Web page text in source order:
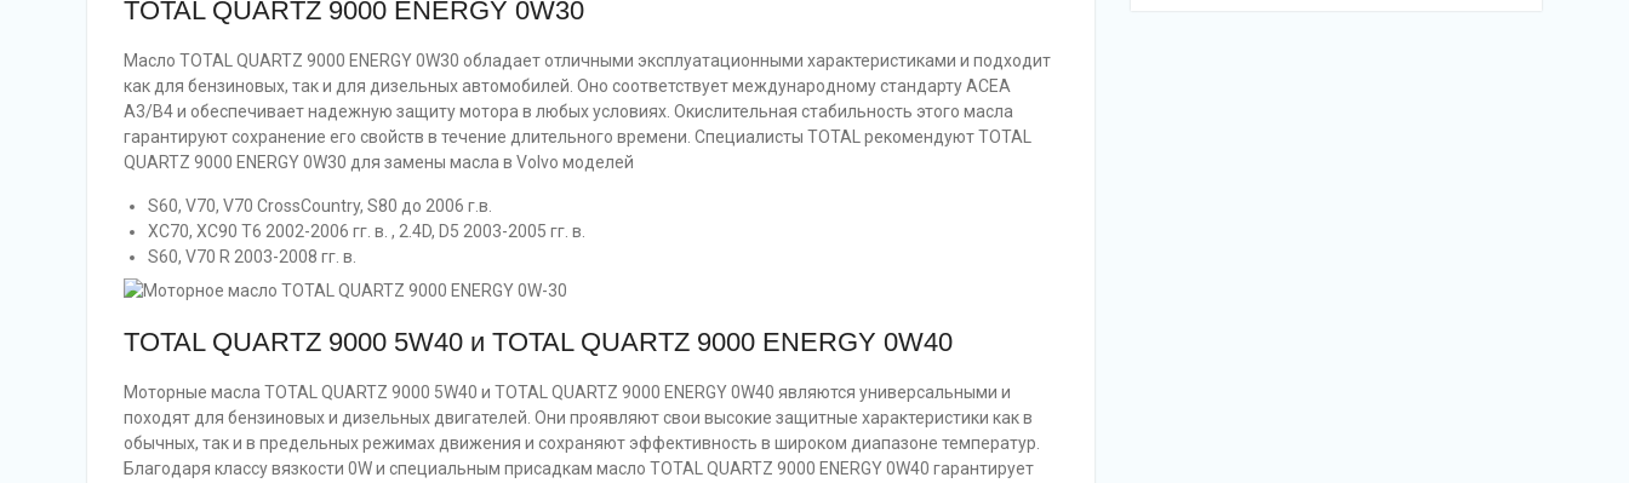
TOTAL QUARTZ 9000 ENERGY 0W30
Масло TOTAL QUARTZ 9000 ENERGY 0W30 обладает отличными эксплуатационными характеристиками и подходит
как для бензиновых, так и для дизельных автомобилей. Оно соответствует международному стандарту ACEA
A3/B4 и обеспечивает надежную защиту мотора в любых условиях. Окислительная стабильность этого масла
гарантируют сохранение его свойств в течение длительного времени. Специалисты TOTAL рекомендуют TOTAL
QUARTZ 9000 ENERGY 0W30 для замены масла в Volvo моделей
S60, V70, V70 CrossCountry, S80 до 2006 г.в.
XC70, XC90 T6 2002-2006 гг. в. , 2.4D, D5 2003-2005 гг. в.
S60, V70 R 2003-2008 гг. в.
TOTAL QUARTZ 9000 5W40 и TOTAL QUARTZ 9000 ENERGY 0W40
Моторные масла TOTAL QUARTZ 9000 5W40 и TOTAL QUARTZ 9000 ENERGY 0W40 являются универсальными и
походят для бензиновых и дизельных двигателей. Они проявляют свои высокие защитные характеристики как в
обычных, так и в предельных режимах движения и сохраняют эффективность в широком диапазоне температур.
Благодаря классу вязкости 0W и специальным присадкам масло TOTAL QUARTZ 9000 ENERGY 0W40 гарантирует